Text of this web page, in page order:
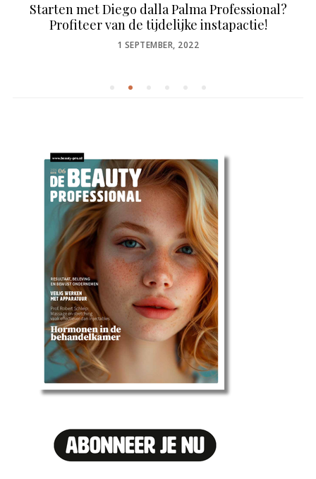
Starten met Diego dalla Palma Professional?
Profiteer van de tijdelijke instapactie!
POSTED
1 SEPTEMBER, 2022